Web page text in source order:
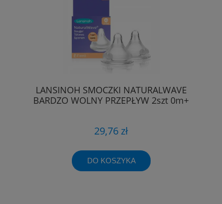
LANSINOH SMOCZKI NATURALWAVE
BARDZO WOLNY PRZEPŁYW 2szt 0m+
29,76 zł
DO KOSZYKA